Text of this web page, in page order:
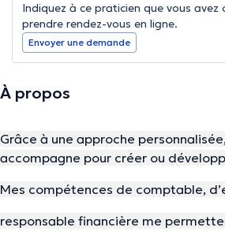
Indiquez à ce praticien que vous avez
prendre rendez-vous en ligne.
Envoyer une demande
À propos
Grâce à une approche
accompagne pour créer ou
Mes compétences de comptable,
responsable financière me